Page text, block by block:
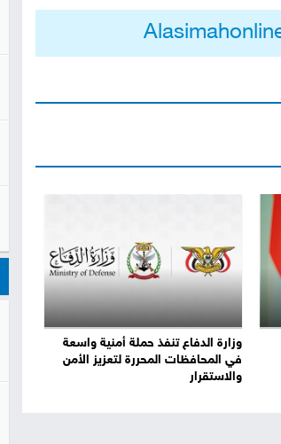
وزارة الدفاع تنفذ حملة أمنية واسعة
في المحافظات المحررة لتعزيز الأمن
والاستقرار